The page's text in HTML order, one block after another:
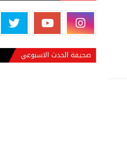
صحيفة الحدث الاسبوعي